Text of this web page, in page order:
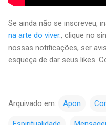
Se ainda não se inscreveu,
na arte do viver., clique no
nossas notificações, ser
esqueça de dar seus likes.
Arquivado em: Apon